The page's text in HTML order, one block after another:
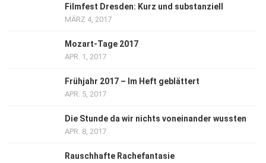
Filmfest Dresden: Kurz und substanziell
MÄRZ 4, 2017
Mozart-Tage 2017
APR. 1, 2017
Frühjahr 2017 – Im Heft geblättert
APR. 5, 2017
Die Stunde da wir nichts voneinander wussten
APR. 8, 2017
Rauschhafte Rachefantasie